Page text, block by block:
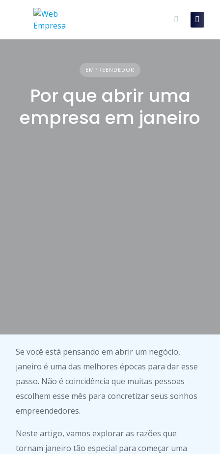
EMPREENDEDOR
Por que abrir uma
empresa em janeiro
Se você está pensando em abrir um negócio,
janeiro é uma das melhores épocas para dar esse
passo. Não é coincidência que muitas pessoas
escolhem esse mês para concretizar seus sonhos
empreendedores.
Neste artigo, vamos explorar as razões que
tornam janeiro tão especial para começar uma